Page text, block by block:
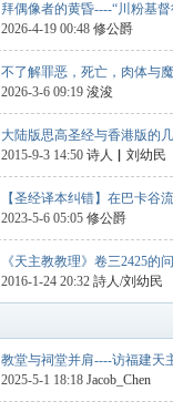
拜偶像者的黄昏----“川粉基督
2026-4-19 00:48 修公爵
不了解罪恶，死亡，肉体与
2026-3-6 09:19 浚浚
大陆版思高圣经与香港版的
2015-9-3 14:50 诗人▏刘幼民
【圣经译本纠错】在巴卡谷
2023-5-6 05:05 修公爵
《天主教教理》卷三2425的
2016-1-24 20:32 詩人/刘幼民
教堂与祠堂并肩----访福建天
2025-5-1 18:18 Jacob_Chen